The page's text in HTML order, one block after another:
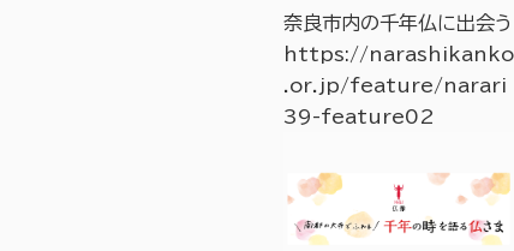
奈良市内の千年仏に出会う
https://narashikanko
.or.jp/feature/narari
39-feature02